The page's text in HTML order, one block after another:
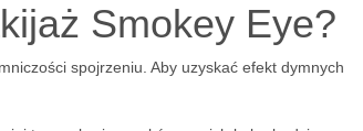
Smokey Eye?
spojrzeniu. Aby uzyskać efekt dymnych